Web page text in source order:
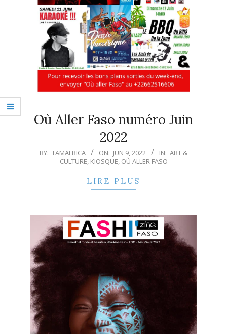
Où Aller Faso numéro Juin
2022
2022-
BY: TAMAFRICA ON: JUN 9, 2022 IN: ART &
CULTURE, KIOSQUE, OÙ ALLER FASO
LIRE PLUS